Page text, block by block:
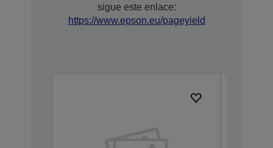
sigue este enlace:
https://www.epson.eu/pageyield